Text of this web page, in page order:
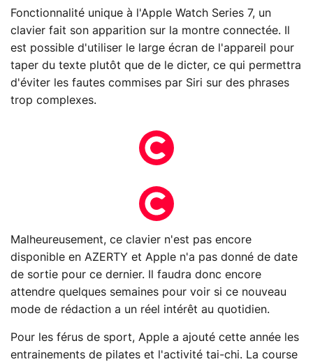
Fonctionnalité unique à l'Apple Watch Series 7, un
clavier fait son apparition sur la montre connectée. Il
est possible d'utiliser le large écran de l'appareil pour
taper du texte plutôt que de le dicter, ce qui permettra
d'éviter les fautes commises par Siri sur des phrases
trop complexes.
Malheureusement, ce clavier n'est pas encore
disponible en AZERTY et Apple n'a pas donné de date
de sortie pour ce dernier. Il faudra donc encore
attendre quelques semaines pour voir si ce nouveau
mode de rédaction a un réel intérêt au quotidien.
Pour les férus de sport, Apple a ajouté cette année les
entrainements de pilates et l'activité tai-chi. La course